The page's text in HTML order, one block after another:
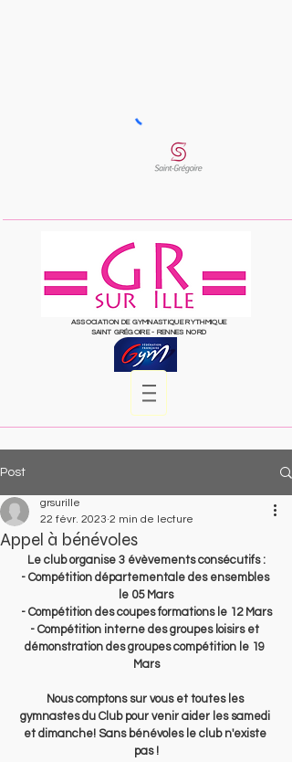
ASSOCIATION DE GYMNASTIQUE RYTHMIQUE
SAINT GRÉGOIRE- RENNES NORD
Post
Appel à bénévoles
grsurille
22 févr. 2023 2 min de lecture
Le club organise 3 évèvements consécutifs :
- Compétition départementale des ensembles
le 05 Mars
- Compétition des coupes formations le 12 Mars
- Compétition interne des groupes loisirs et
démonstration des groupes compétition le 19
Mars
Nous comptons sur vous et toutes les
gymnastes du Club pour venir aider les samedi
et dimanche! Sans bénévoles le club n'existe
pas !